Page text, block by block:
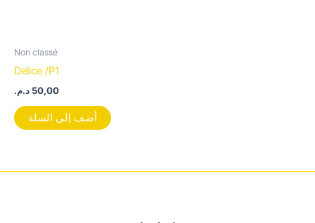
Non classé
Delice /P1
50,00 د.م.
أضف إلى السلة